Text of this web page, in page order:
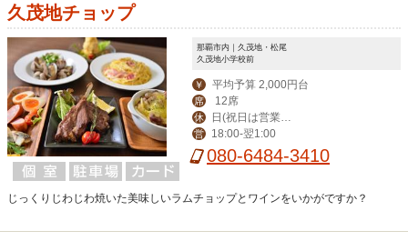
久茂地チョップ
那覇市内｜久茂地・松尾
久茂地小学校前
￥ 平均予算 2,000円台
席 12席
休
月曜振替休)
営 18:00‐翌1:00
080-6484-3410
じっくりじわじわ焼いた美味しいラムチョップとワインをいかがですか？